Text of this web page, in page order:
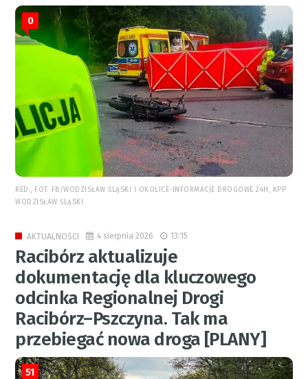
0
RED., FOT. FB/WODZISŁAW ŚLĄSKI I OKOLICE-INFORMACJE DROGOWE 24H, KPP
WODZISŁAW ŚLĄSKI
AKTUALNOŚCI 4 sierpnia 2026 13:15
Racibórz aktualizuje
dokumentację dla kluczowego
odcinka Regionalnej Drogi
Racibórz–Pszczyna. Tak ma
przebiegać nowa droga [PLANY]
51